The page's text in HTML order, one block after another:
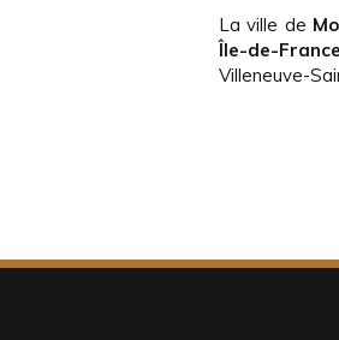
La ville de
Île-de-France
Villeneuve-